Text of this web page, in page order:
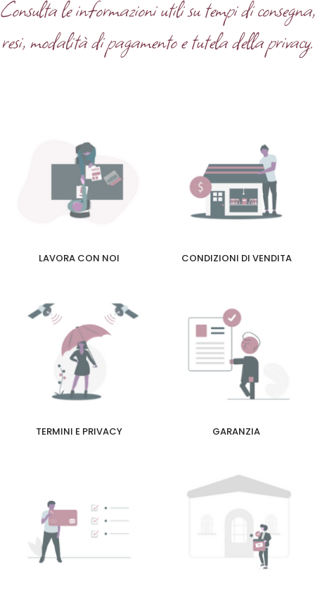
Consulta le informazioni utili su tempi di consegna,
resi, modalità di pagamento e tutela della privacy.
LAVORA CON NOI CONDIZIONI DI VENDITA
TERMINI E PRIVACY GARANZIA